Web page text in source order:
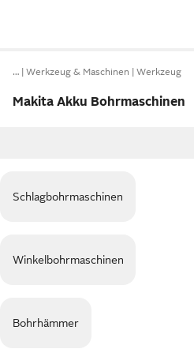
… Werkzeug & Maschinen Werkzeug
Makita Akku Bohrmaschinen
Schlagbohrmaschinen
Winkelbohrmaschinen
Bohrhämmer